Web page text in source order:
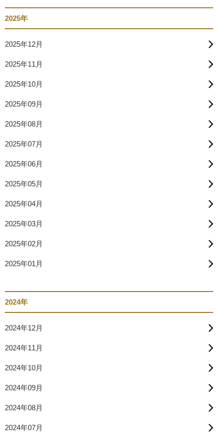
2025年
2025年12月
2025年11月
2025年10月
2025年09月
2025年08月
2025年07月
2025年06月
2025年05月
2025年04月
2025年03月
2025年02月
2025年01月
2024年
2024年12月
2024年11月
2024年10月
2024年09月
2024年08月
2024年07月